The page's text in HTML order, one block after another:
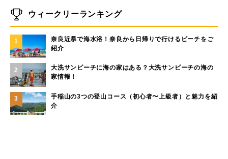
ウィークリーランキング
1
奈良近県で海水浴！奈良から日帰りで行けるビーチをご
紹介
2
大洗サンビーチに海の家はある？大洗サンビーチの海の
家情報！
3
手稲山の3つの登山コース（初心者〜上級者）と魅力を紹
介